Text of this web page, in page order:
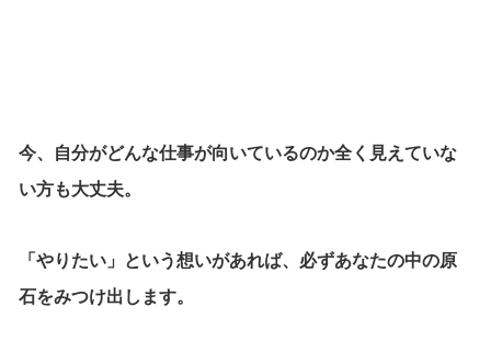
今、自分がどんな仕事が向いているのか全く見えていな
い方も大丈夫。
「やりたい」という想いがあれば、必ずあなたの中の原
石をみつけ出します。